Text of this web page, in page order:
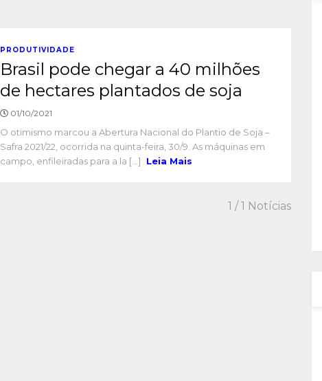
PRODUTIVIDADE
Brasil pode chegar a 40 milhões
de hectares plantados de soja
01/10/2021
O otimismo marcou a Abertura Nacional do Plantio de Soja –
Safra 2021/22, ocorrida na quinta-feira, 30/9. As máquinas em
campo, enfileiradas para a la [...]
Leia Mais
1 / 1 Notícias